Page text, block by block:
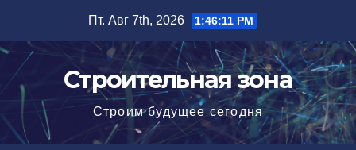
содержимому
Пт. Авг 7th, 2026 1:46:12 PM
Строительная зона
Строим будущее сегодня